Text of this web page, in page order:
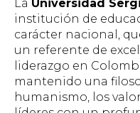
La Universidad
institución de
carácter nacional,
un referente de
liderazgo en
mantenido una
humanismo, los